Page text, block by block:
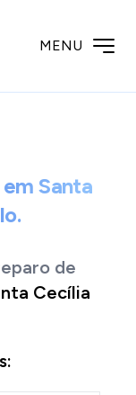
MENU
Santa
de
Cecília